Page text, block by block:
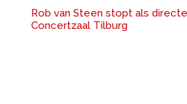
Rob van Steen stopt als
Concertzaal Tilburg